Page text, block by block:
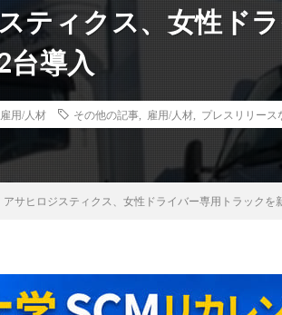
ティクス、女性ド
台導入
雇用/人材 その他の記事 雇用/人材 プレスリリース
アサヒロジスティクス、女性ドライバー専用トラックを